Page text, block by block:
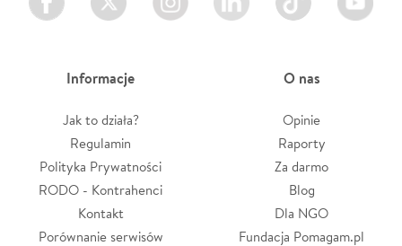
Informacje
Jak to działa?
Regulamin
Polityka Prywatności
RODO - Kontrahenci
Kontakt
Porównanie serwisów
O nas
Opinie
Raporty
Za darmo
Blog
Dla NGO
Fundacja Pomagam.pl